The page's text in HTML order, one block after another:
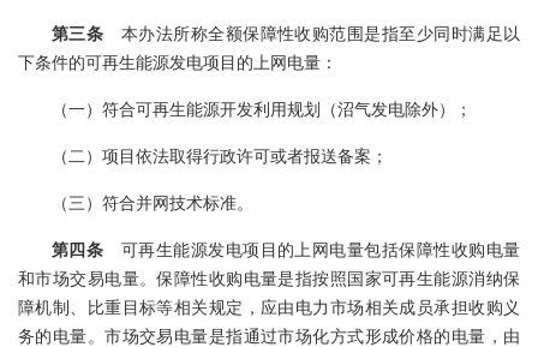
第三条 本办法所称全额保障性收购范围是指至少同时满足以
下条件的可再生能源发电项目的上网电量：
（一）符合可再生能源开发利用规划（沼气发电除外）；
（二）项目依法取得行政许可或者报送备案；
（三）符合并网技术标准。
第四条 可再生能源发电项目的上网电量包括保障性收购电量
和市场交易电量。保障性收购电量是指按照国家可再生能源消纳保
障机制、比重目标等相关规定，应由电力市场相关成员承担收购义
务的电量。市场交易电量是指通过市场化方式形成价格的电量，由